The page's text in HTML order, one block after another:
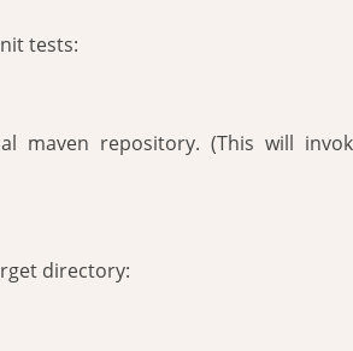
tests:
maven repository. (This will
directory: